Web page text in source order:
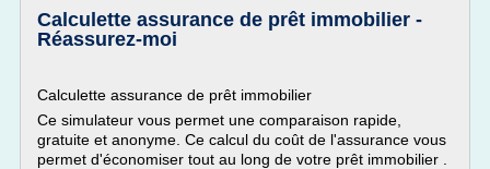
Calculette assurance de prêt immobilier -
Réassurez-moi
Calculette assurance de prêt immobilier
Ce simulateur vous permet une comparaison rapide,
gratuite et anonyme. Ce calcul du coût de l'assurance vous
permet d'économiser tout au long de votre prêt immobilier .